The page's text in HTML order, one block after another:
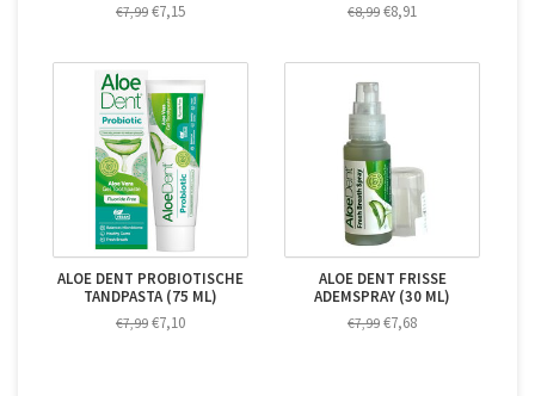
€7,99 €7,15 €8,99 €8,91
ALOE DENT PROBIOTISCHE
TANDPASTA (75 ML)
€7,99 €7,10
ALOE DENT FRISSE
ADEMSPRAY (30 ML)
€7,99 €7,68